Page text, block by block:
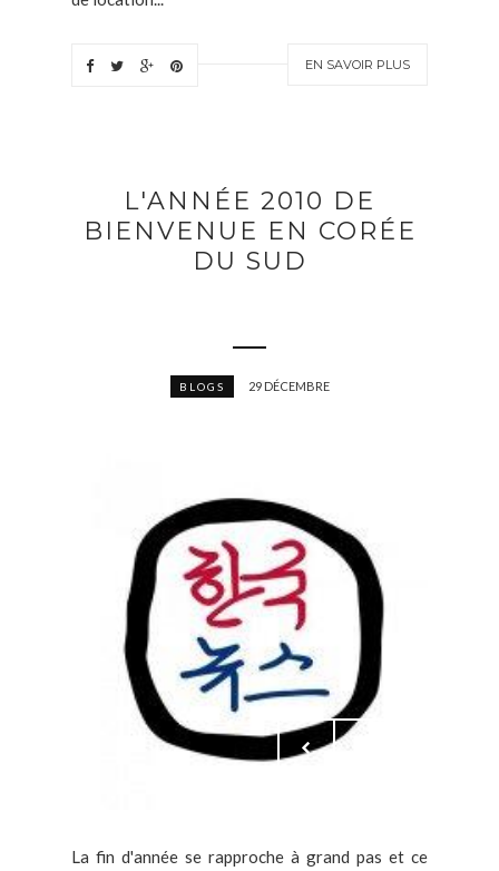
EN SAVOIR PLUS
L'ANNÉE 2010 DE
BIENVENUE EN CORÉE
DU SUD
BLOGS 29 DÉCEMBRE
La fin d'année se rapproche à grand pas et ce